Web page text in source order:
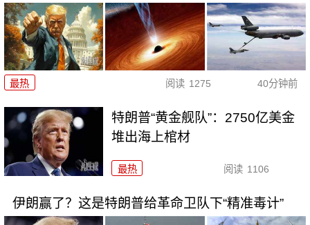
最热 阅读 1275 40分钟前
特朗普“黄金舰队”：2750亿美金
堆出海上棺材
最热 阅读 1106
伊朗赢了？这是特朗普给革命卫队下“精准毒计”